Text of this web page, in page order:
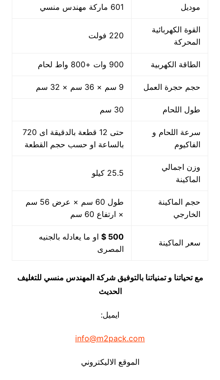
موديل 601 ماركة مهندس منسي
القوة الكهربائية
المحركة
220 فولت
الطاقة الكهربية 900 وات +800 واط لحام
حجم حجرة العمل 9 سم × 36 سم × 32 سم
طول اللحام 30 سم
سرعة اللحام و
الفاكيوم
حتى 12 قطعة بالدقيقة اى 720
بالساعة او حسب حجم القطعة
وزن اجمالي
الماكينة
25.5 كيلو
حجم الماكينة
الخارجي
طول 60 سم × عرض 56 سم
× ارتفاع 60 سم
سعر الماكينة
500 $
او ما يعادله بالجنيه
المصرى
مع تحياتنا و تمنياتنا بالتوفيق شركة المهندس منسي للتغليف
الحديث
ايميل:
info@m2pack.com
الموقع الاليكتروني